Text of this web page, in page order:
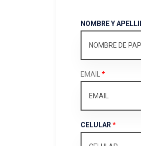
NOMBRE Y
EMAIL *
CELULAR *